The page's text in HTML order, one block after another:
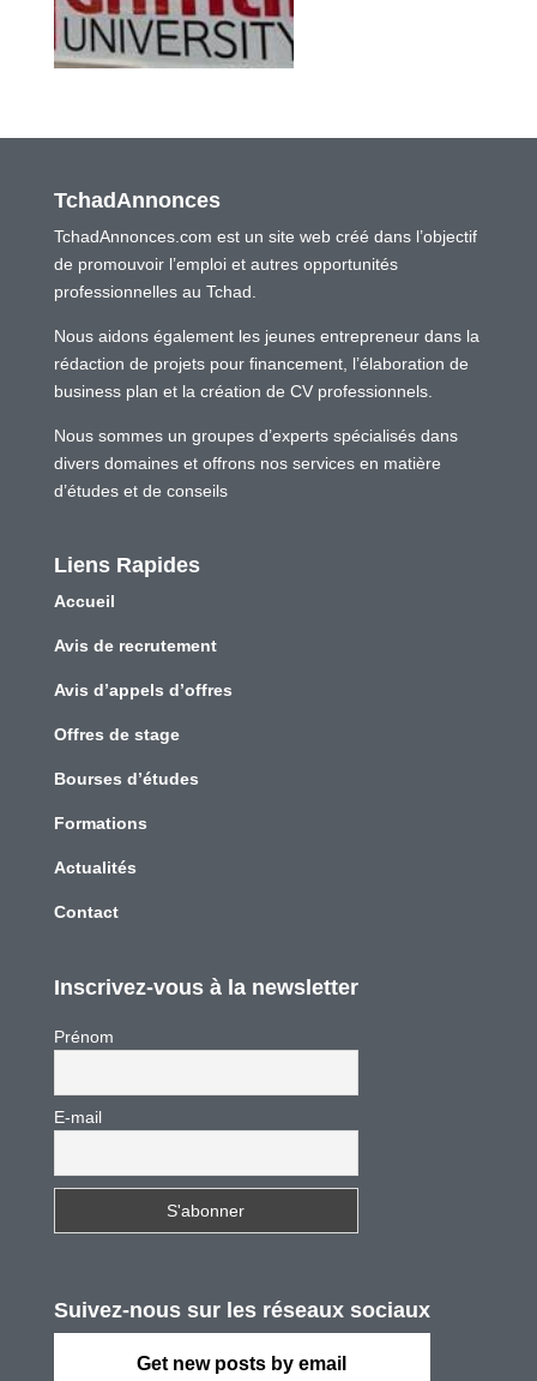
TchadAnnonces
TchadAnnonces.com est un site web créé dans l’objectif
de promouvoir l’emploi et autres opportunités
professionnelles au Tchad.
Nous aidons également les jeunes entrepreneur dans la
rédaction de projets pour financement, l’élaboration de
business plan et la création de CV professionnels.
Nous sommes un groupes d’experts spécialisés dans
divers domaines et offrons nos services en matière
d’études et de conseils
Liens Rapides
Accueil
Avis de recrutement
Avis d’appels d’offres
Offres de stage
Bourses d’études
Formations
Actualités
Contact
Inscrivez-vous à la newsletter
Prénom
E-mail
Suivez-nous sur les réseaux sociaux
Get new posts by email